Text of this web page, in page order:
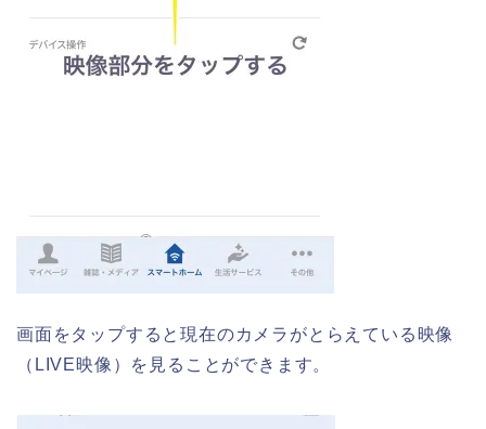
画面をタップすると現在のカメラがとらえている映像
（LIVE映像）を見ることができます。